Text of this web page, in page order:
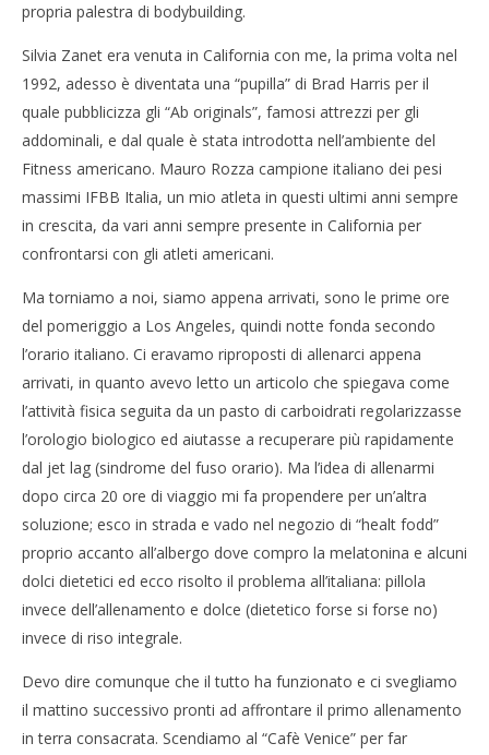
propria palestra di bodybuilding.
Silvia Zanet era venuta in California con me, la prima volta nel
1992, adesso è diventata una “pupilla” di Brad Harris per il
quale pubblicizza gli “Ab originals”, famosi attrezzi per gli
addominali, e dal quale è stata introdotta nell’ambiente del
Fitness americano. Mauro Rozza campione italiano dei pesi
massimi IFBB Italia, un mio atleta in questi ultimi anni sempre
in crescita, da vari anni sempre presente in California per
confrontarsi con gli atleti americani.
Ma torniamo a noi, siamo appena arrivati, sono le prime ore
del pomeriggio a Los Angeles, quindi notte fonda secondo
l’orario italiano. Ci eravamo riproposti di allenarci appena
arrivati, in quanto avevo letto un articolo che spiegava come
l’attività fisica seguita da un pasto di carboidrati regolarizzasse
l’orologio biologico ed aiutasse a recuperare più rapidamente
dal jet lag (sindrome del fuso orario). Ma l’idea di allenarmi
dopo circa 20 ore di viaggio mi fa propendere per un’altra
soluzione; esco in strada e vado nel negozio di “healt fodd”
proprio accanto all’albergo dove compro la melatonina e alcuni
dolci dietetici ed ecco risolto il problema all’italiana: pillola
invece dell’allenamento e dolce (dietetico forse si forse no)
invece di riso integrale.
Devo dire comunque che il tutto ha funzionato e ci svegliamo
il mattino successivo pronti ad affrontare il primo allenamento
in terra consacrata. Scendiamo al “Cafè Venice” per far